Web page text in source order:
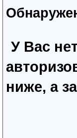
У Вас
ниже, а